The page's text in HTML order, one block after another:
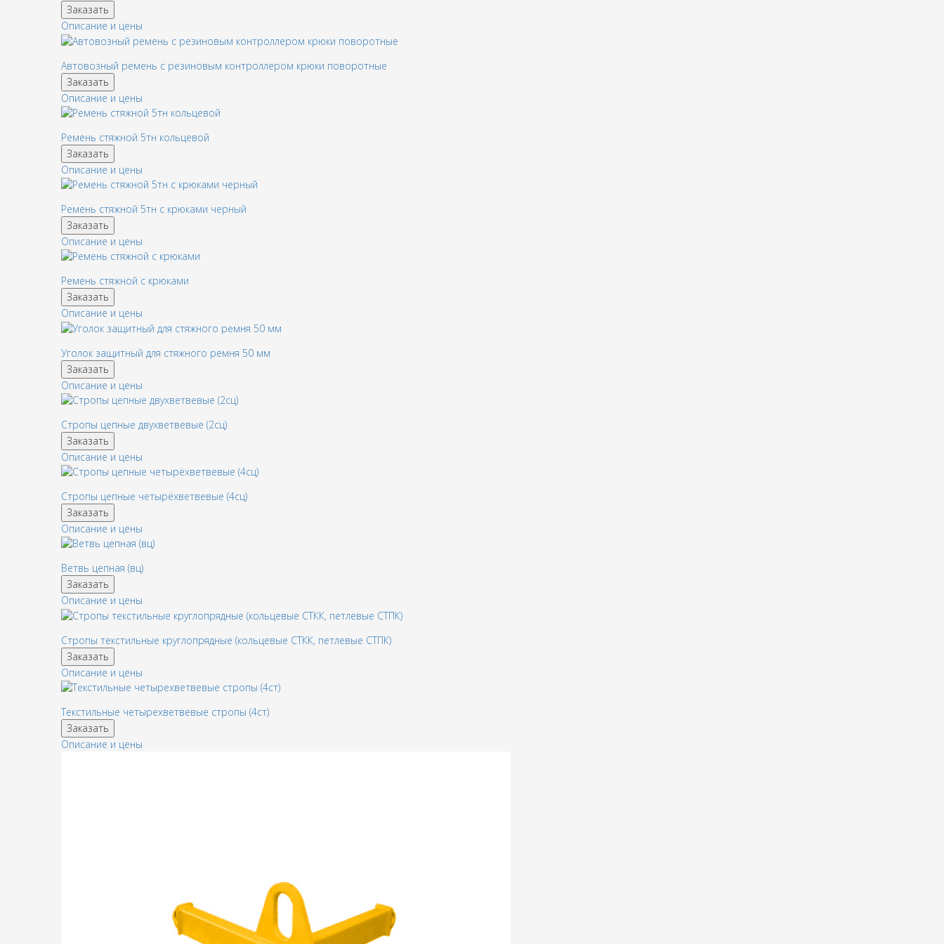
Заказать
Описание и цены
Автовозный ремень с резиновым контроллером крюки поворотные
Заказать
Описание и цены
Ремень стяжной 5тн кольцевой
Заказать
Описание и цены
Ремень стяжной 5тн с крюками черный
Заказать
Описание и цены
Ремень стяжной с крюками
Заказать
Описание и цены
Уголок защитный для стяжного ремня 50 мм
Заказать
Описание и цены
Стропы цепные двухветвевые (2сц)
Заказать
Описание и цены
Стропы цепные четырёхветвевые (4сц)
Заказать
Описание и цены
Ветвь цепная (вц)
Заказать
Описание и цены
Стропы текстильные круглопрядные (кольцевые СТКК, петлевые СТПК)
Заказать
Описание и цены
Текстильные четырехветвевые стропы (4ст)
Заказать
Описание и цены